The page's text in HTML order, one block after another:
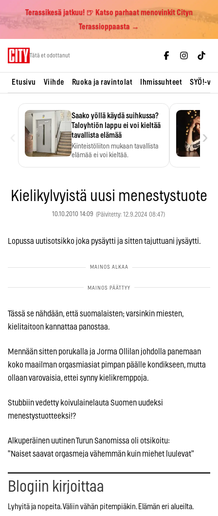
Terassikesä jatkuu! 🍺 Katso parhaat menovinkit Cityn
Terassioppaasta →
Tätä et odottanut
Etusivu Viihde Ruoka ja ravintolat Ihmissuhteet SYÖ!-
Saako yöllä käydä suihkussa?
Taloyhtiön lappu ei voi kieltää
tavallista elämää
Kiinteistöliiton mukaan tavallista
elämää ei voi kieltää.
›
Kielikylvyistä uusi menestystuote
10.10.2010 14:09 (Päivitetty: 12.9.2024 08:47)
Lopussa uutisotsikko joka pysäytti ja sitten tajuttuani jysäytti.
Tässä se nähdään, että suomalaisten; varsinkin miesten,
kielitaitoon kannattaa panostaa.
Mennään sitten porukalla ja Jorma Ollilan johdolla panemaan
koko maailman orgasmiasiat pimpan päälle kondikseen, mutta
ollaan varovaisia, ettei synny kielikremppoja.
Stubbiin vedetty koivulainelauta Suomen uudeksi
menestystuotteeksi!?
Alkuperäinen uutinen Turun Sanomissa oli otsikoitu:
"Naiset saavat orgasmeja vähemmän kuin miehet luulevat"
Blogiin kirjoittaa
Lyhyitä ja nopeita. Väliin vähän pitempiäkin. Elämän eri alueilta.